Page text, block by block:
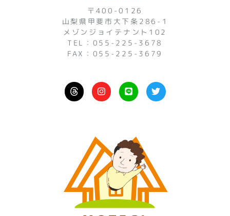
〒400-0126
山梨県甲斐市大下条286-1
メゾンジョイテナント102
TEL：055-225-3678
FAX：055-225-3679
I
n
s
a
m
L
i
n
T
w
i